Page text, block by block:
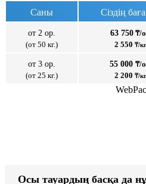
Саны
Сіздің
от 2 ор.
(от 50 кг.)
63 750₸/
2 550 ₸/
от 3 ор.
(от 25 кг.)
55 000 ₸/
2 200 ₸/
Осы тауардың басқа да